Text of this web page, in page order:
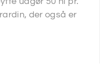
der også er